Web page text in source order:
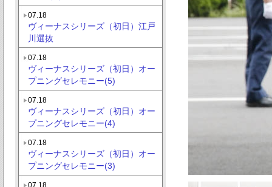
07.18
ヴィーナスシリーズ（初日）江戸
川選抜
07.18
ヴィーナスシリーズ（初日）オー
プニングセレモニー(5)
07.18
ヴィーナスシリーズ（初日）オー
プニングセレモニー(4)
07.18
ヴィーナスシリーズ（初日）オー
プニングセレモニー(3)
07.18